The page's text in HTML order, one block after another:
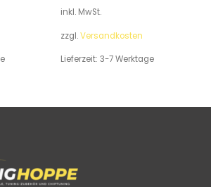
inkl. MwSt.
zzgl.Versandkosten
Lieferzeit: 3-7 Werktage